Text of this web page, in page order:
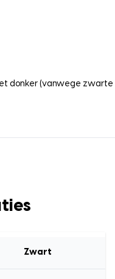
donker (vanwege zwarte
Zwart